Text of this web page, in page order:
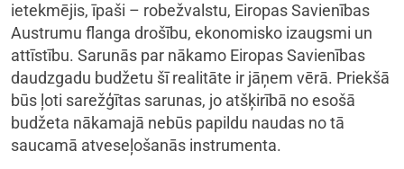
ietekmējis, īpaši – robežvalstu, Eiropas Savienības
Austrumu flanga drošību, ekonomisko izaugsmi un
attīstību. Sarunās par nākamo Eiropas Savienības
daudzgadu budžetu šī realitāte ir jāņem vērā. Priekšā
būs ļoti sarežģītas sarunas, jo atšķirībā no esošā
budžeta nākamajā nebūs papildu naudas no tā
saucamā atveseļošanās instrumenta.